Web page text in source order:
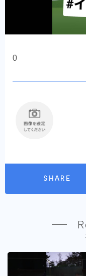
0
SHARE